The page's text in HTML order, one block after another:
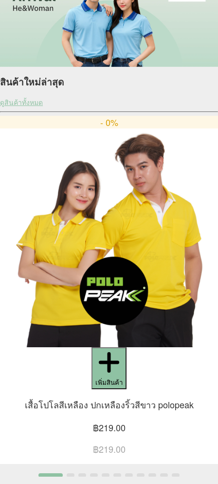
สินค้าใหม่ล่าสุด
ดูสินค้าทั้งหมด
- 0%
เพิ่มสินค้า
เสื้อโปโลสีเหลือง ปกเหลืองริ้วสีขาว polopeak
฿219.00
฿219.00